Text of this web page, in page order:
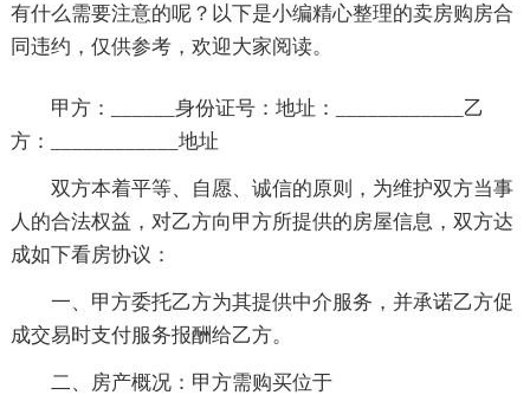
有什么需要注意的呢？以下是小编精心整理的卖房购房合
同违约，仅供参考，欢迎大家阅读。
甲方：______身份证号：地址：____________乙
方：____________地址
双方本着平等、自愿、诚信的原则，为维护双方当事
人的合法权益，对乙方向甲方所提供的房屋信息，双方达
成如下看房协议：
一、甲方委托乙方为其提供中介服务，并承诺乙方促
成交易时支付服务报酬给乙方。
二、房产概况：甲方需购买位于